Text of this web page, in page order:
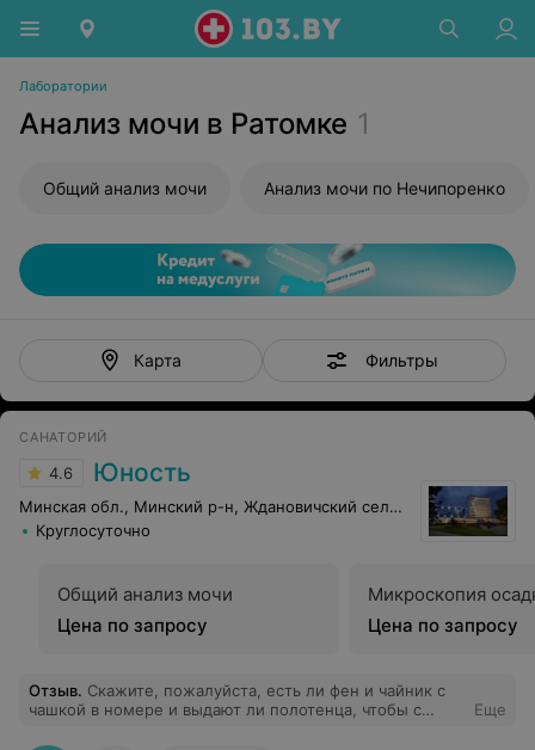
Лаборатории
Анализ мочи в Ратомке 1
Общий анализ мочи Анализ мочи по Нечипоренко
Карта Фильтры
САНАТОРИЙ
4.6 Юность
Минская обл., Минский р-н, Ждановичский сельсовет, 67
Круглосуточно
Общий анализ мочи
Цена по запросу
Микроскопия
Цена по запросу
Отзыв. Скажите, пожалуйста, есть ли фен и чайник с
чашкой в номере и выдают ли полотенца, чтобы с
Еще